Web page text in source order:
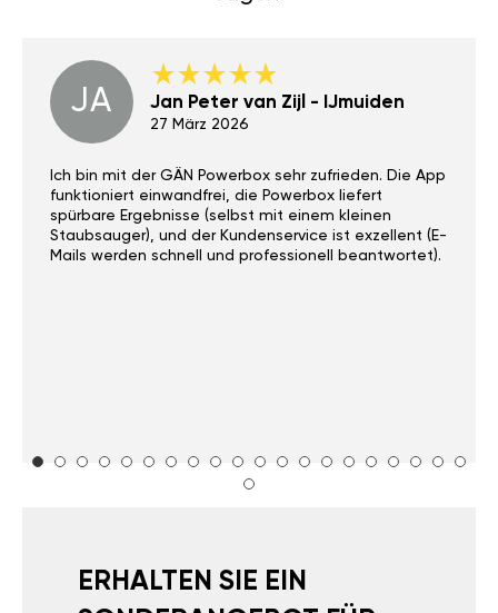
JA Jan Peter van Zijl - IJmuiden
27 März 2026
Ich bin mit der GÄN Powerbox sehr zufrieden. Die App
funktioniert einwandfrei, die Powerbox liefert
spürbare Ergebnisse (selbst mit einem kleinen
Staubsauger), und der Kundenservice ist exzellent (E-
Mails werden schnell und professionell beantwortet).
SONDERANGEBOT FÜR